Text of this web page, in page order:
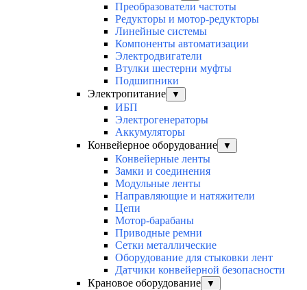
Преобразователи частоты
Редукторы и мотор-редукторы
Линейные системы
Компоненты автоматизации
Электродвигатели
Втулки шестерни муфты
Подшипники
Электропитание
▼
ИБП
Электрогенераторы
Аккумуляторы
Конвейерное оборудование
▼
Конвейерные ленты
Замки и соединения
Модульные ленты
Направляющие и натяжители
Цепи
Мотор-барабаны
Приводные ремни
Сетки металлические
Оборудование для стыковки лент
Датчики конвейерной безопасности
Крановое оборудование
▼